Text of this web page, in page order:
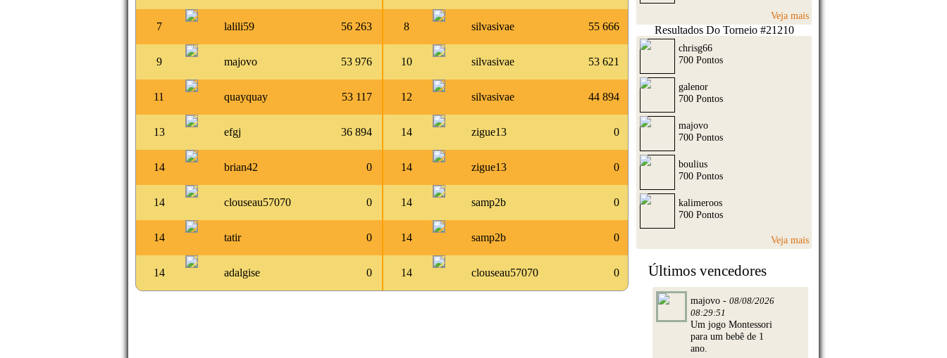
7 lalili59 56 263 8 silvasivae 55 666
9 majovo 53 976 10 silvasivae 53 621
11 quayquay 53 117 12 silvasivae 44 894
13 efgj 36 894 14 zigue13 0
14 brian42 0 14 zigue13 0
14 clouseau57070 0 14 samp2b 0
14 tatir 0 14 samp2b 0
14 adalgise 0 14 clouseau57070 0
Veja mais
Resultados Do Torneio #21210
chrisg66
700 Pontos
galenor
700 Pontos
majovo
700 Pontos
boulius
700 Pontos
kalimeroos
700 Pontos
Veja mais
Últimos vencedores
majovo - 08/08/2026
08:29:51
Um jogo Montessori
para um bebê de 1
ano.